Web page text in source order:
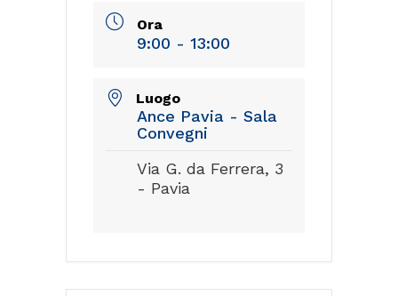
Ora
9:00 - 13:00
Luogo
Ance Pavia - Sala
Convegni
Via G. da Ferrera, 3
- Pavia